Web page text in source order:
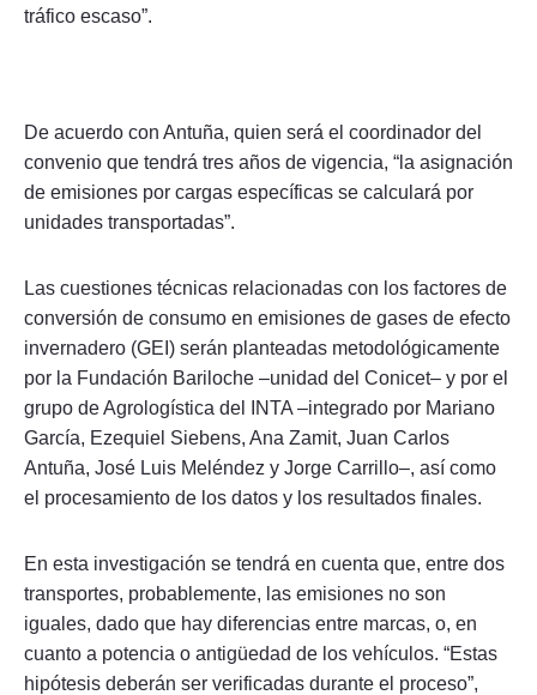
tráfico escaso”.
De acuerdo con Antuña, quien será el coordinador del
convenio que tendrá tres años de vigencia, “la asignación
de emisiones por cargas específicas se calculará por
unidades transportadas”.
Las cuestiones técnicas relacionadas con los factores de
conversión de consumo en emisiones de gases de efecto
invernadero (GEI) serán planteadas metodológicamente
por la Fundación Bariloche –unidad del Conicet– y por el
grupo de Agrologística del INTA –integrado por Mariano
García, Ezequiel Siebens, Ana Zamit, Juan Carlos
Antuña, José Luis Meléndez y Jorge Carrillo–, así como
el procesamiento de los datos y los resultados finales.
En esta investigación se tendrá en cuenta que, entre dos
transportes, probablemente, las emisiones no son
iguales, dado que hay diferencias entre marcas, o, en
cuanto a potencia o antigüedad de los vehículos. “Estas
hipótesis deberán ser verificadas durante el proceso”,